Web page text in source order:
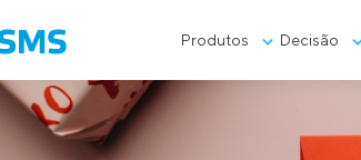
Produtos Decisão